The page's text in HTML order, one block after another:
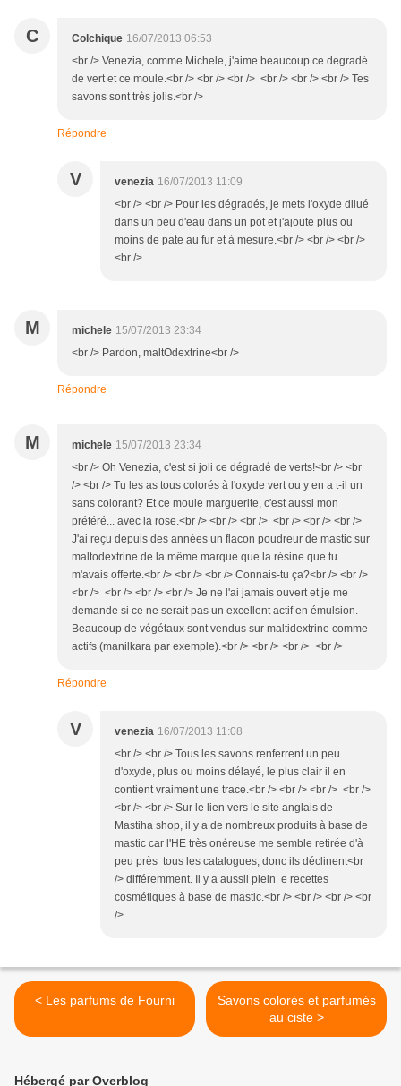
C Colchique 16/07/2013 06:53
<br /> Venezia, comme Michele, j'aime beaucoup ce degradé
de vert et ce moule.<br /> <br /> <br /> <br /> <br /> <br /> Tes
savons sont très jolis.<br />
Répondre
V venezia 16/07/2013 11:09
<br /> <br /> Pour les dégradés, je mets l'oxyde dilué
dans un peu d'eau dans un pot et j'ajoute plus ou
moins de pate au fur et à mesure.<br /> <br /> <br />
<br />
M michele 15/07/2013 23:34
<br /> Pardon, maltOdextrine<br />
Répondre
M michele 15/07/2013 23:34
<br /> Oh Venezia, c'est si joli ce dégradé de verts!<br /> <br
/> <br /> Tu les as tous colorés à l'oxyde vert ou y en a t-il un
sans colorant? Et ce moule marguerite, c'est aussi mon
préféré... avec la rose.<br /> <br /> <br /> <br /> <br /> <br />
J'ai reçu depuis des années un flacon poudreur de mastic sur
maltodextrine de la même marque que la résine que tu
m'avais offerte.<br /> <br /> <br /> Connais-tu ça?<br /> <br />
<br /> <br /> <br /> <br /> Je ne l'ai jamais ouvert et je me
demande si ce ne serait pas un excellent actif en émulsion.
Beaucoup de végétaux sont vendus sur maltidextrine comme
actifs (manilkara par exemple).<br /> <br /> <br /> <br />
Répondre
V venezia 16/07/2013 11:08
<br /> <br /> Tous les savons renferrent un peu
d'oxyde, plus ou moins délayé, le plus clair il en
contient vraiment une trace.<br /> <br /> <br /> <br />
<br /> <br /> Sur le lien vers le site anglais de
Mastiha shop, il y a de nombreux produits à base de
mastic car l'HE très onéreuse me semble retirée d'à
peu près tous les catalogues; donc ils déclinent<br
/> différemment. Il y a aussii plein e recettes
cosmétiques à base de mastic.<br /> <br /> <br /> <br
/>
< Les parfums de Fourni
Savons colorés et parfumés
au ciste >
Hébergé par Overblog